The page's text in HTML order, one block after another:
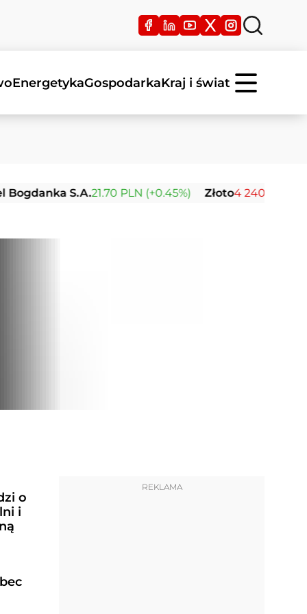
EnergetykaGospodarkaKraj i świat
S.A.21.70 PLN (+0.45%) Złoto 4 240.43 USD (-
o
i
REKLAMA